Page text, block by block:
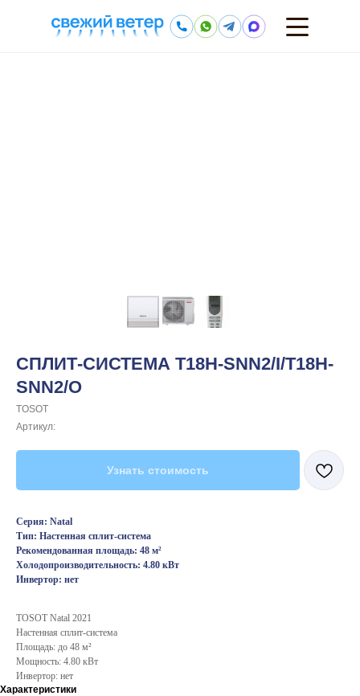
СПЛИТ-СИСТЕМА T18H-SNN2/I/T18H-
SNN2/O
TOSOT
Артикул:
Узнать стоимость
TOSOT Natal 2021
Настенная сплит-система
Площадь: до 48 м²
Мощность: 4.80 кВт
Инвертор: нет
Серия: Natal
Тип: Настенная сплит-система
Рекомендованная площадь: 48 м²
Холодопроизводительность: 4.80 кВт
Инвертор: нет
Характеристики